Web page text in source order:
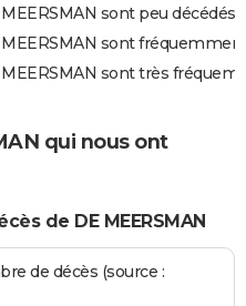
sont peu décédés
sont
sont très
qui nous ont
de DE MEERSMAN
de décès (source :